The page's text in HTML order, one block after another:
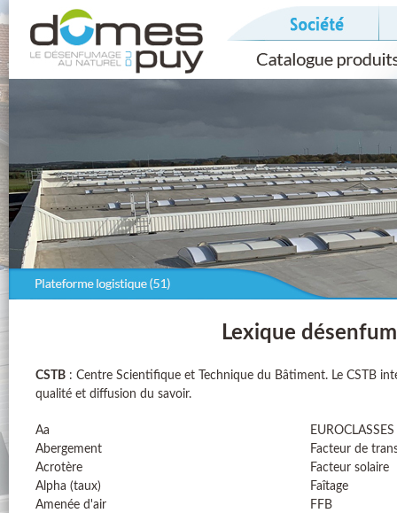
Lexique
CSTB : Centre Scientifique et Technique du Bâtiment. Le CSTB
qualité et diffusion du savoir.
Aa
Abergement
Acrotère
Alpha (taux)
Amenée d'air
EUROCLASSES
Facteur de
Facteur solaire
Faîtage
FFB